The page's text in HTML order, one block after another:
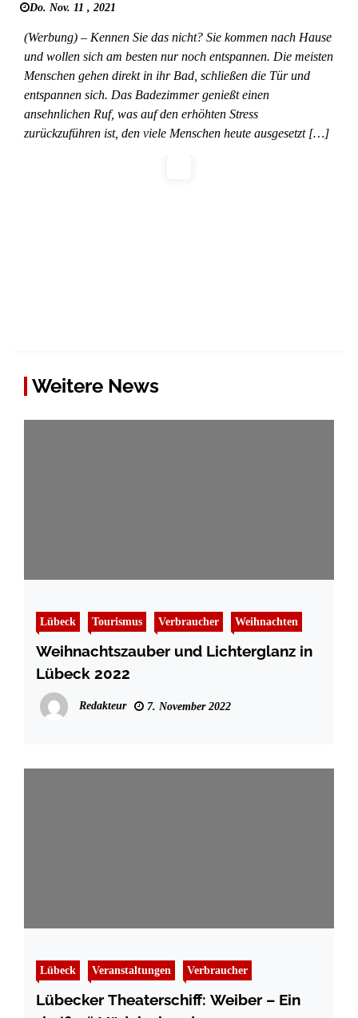
Do. Nov. 11 , 2021
(Werbung) – Kennen Sie das nicht? Sie kommen nach Hause
und wollen sich am besten nur noch entspannen. Die meisten
Menschen gehen direkt in ihr Bad, schließen die Tür und
entspannen sich. Das Badezimmer genießt einen
ansehnlichen Ruf, was auf den erhöhten Stress
zurückzuführen ist, den viele Menschen heute ausgesetzt […]
Weitere News
Lübeck Tourismus Verbraucher Weihnachten
Weihnachtszauber und Lichterglanz in
Lübeck 2022
Redakteur 7. November 2022
Lübeck Veranstaltungen Verbraucher
Lübecker Theaterschiff: Weiber – Ein